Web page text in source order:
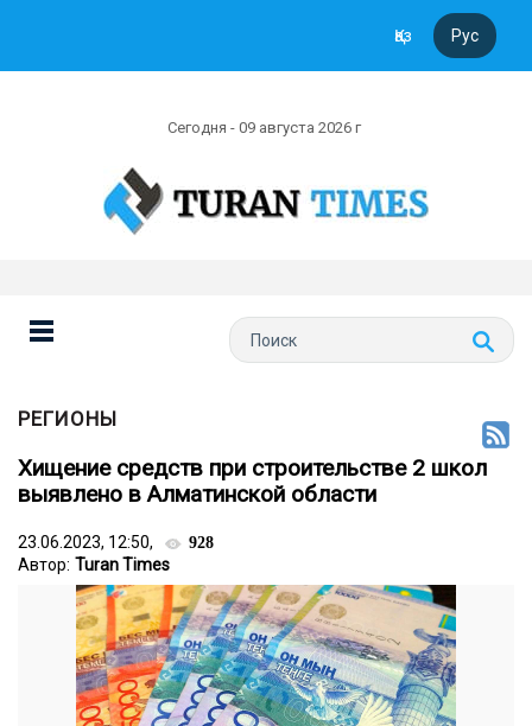
Қаз Рус
Сегодня - 09 августа 2026 г
РЕГИОНЫ
Хищение средств при строительстве 2 школ
выявлено в Алматинской области
23.06.2023, 12:50, 928
Автор: Turan Times